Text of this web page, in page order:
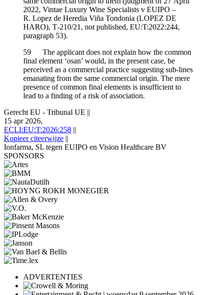
2022, Vintae Luxury Wine Specialists v EUIPO –
R. Lopez de Heredia Viña Tondonia (LOPEZ DE
HARO), T‑210/21, not published, EU:T:2022:244,
paragraph 53).
59 The applicant does not explain how the common
final element ‘osan’ would, in the present case, be
perceived as a commercial practice suggesting sub-lines
emanating from the same commercial origin. The mere
presence of common final elements is insufficient to
lead to a finding of a risk of association.
Gerecht EU - Tribunal UE ||
15 apr 2026,
ECLI:EU:T:2026:258 ||
Kopieer citeerwijze ||
Ionfarma, SL tegen EUIPO en Vision Healthcare BV
SPONSORS
ADVERTENTIES